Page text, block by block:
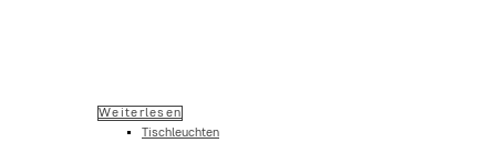
Weiterlesen
Tischleuchten